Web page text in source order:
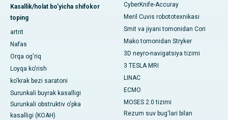
Kasallik/holat bo'yicha shifokor
toping
artrit
Nafas
Orqa og'riq
Loyqa ko'rish
ko'krak bezi saratoni
Surunkali buyrak kasalligi
Surunkali obstruktiv o'pka
kasalligi (KOAH)
CyberKnife-Accuray
Meril Cuvis robototexnikasi
Smit va jiyani tomonidan Cori
Mako tomonidan Stryker
3D neyro-navigatsiya tizimi
3 TESLA MRI
LINAC
ECMO
MOSES 2.0 tizimi
Rezum suv bug'lari bilan